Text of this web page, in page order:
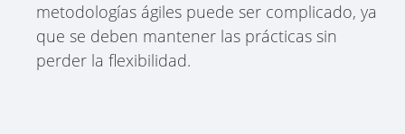
metodologías ágiles puede ser complicado, ya
que se deben mantener las prácticas sin
perder la flexibilidad.